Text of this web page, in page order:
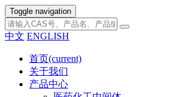
Toggle navigation
中文 ENGLISH
首页(current)
关于我们
产品中心